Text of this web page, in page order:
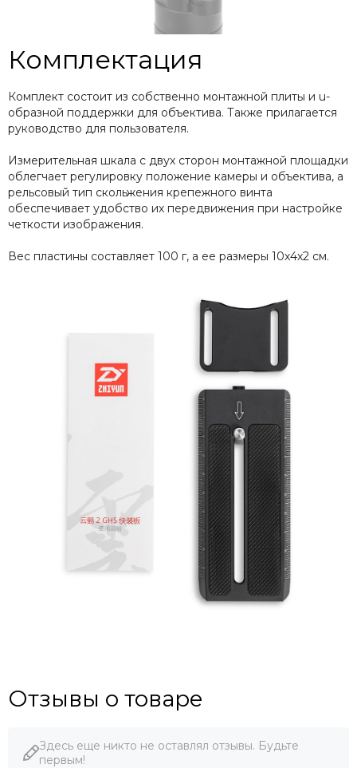
Комплектация
Комплект состоит из собственно монтажной плиты и u-
образной поддержки для объектива. Также прилагается
руководство для пользователя.
Измерительная шкала с двух сторон монтажной площадки
облегчает регулировку положение камеры и объектива, а
рельсовый тип скольжения крепежного винта
обеспечивает удобство их передвижения при настройке
четкости изображения.
Вес пластины составляет 100 г, а ее размеры 10х4х2 см.
Отзывы о товаре
Здесь еще никто не оставлял отзывы. Будьте
первым!